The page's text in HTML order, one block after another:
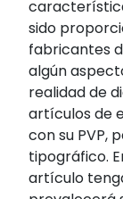
sido
fabricantes
algún
realidad de
artículos de
con su PVP,
tipográfico.
artículo